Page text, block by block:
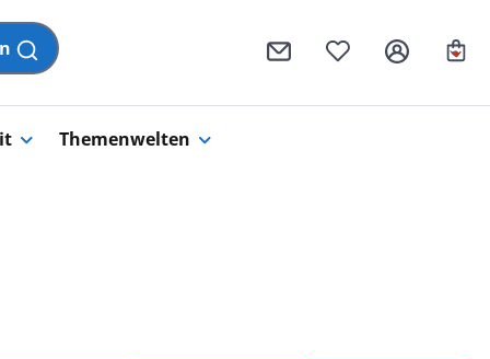
Themenwelten